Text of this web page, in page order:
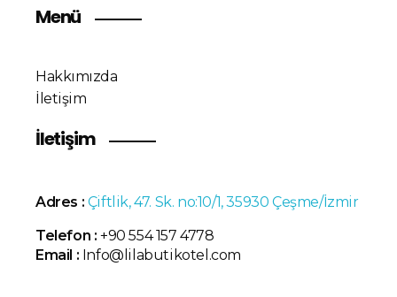
Menü
Hakkımızda
İletişim
İletişim
Adres : Çiftlik, 47. Sk. no:10/1, 35930 Çeşme/İzmir
Telefon : +90 554 157 4778
Email : Info@lilabutikotel.com